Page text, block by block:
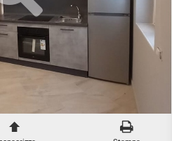
APPARTAMENTI ALL'ULTIMO
PIANO
APPARTAMENTI NUOVI
APPARTAMENTI
RISTRUTTURATI
APPARTAMENTI VICINO ALLA
VILLE DI LUSSO